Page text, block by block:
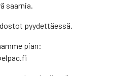
saarnia.
pyydettäessä.
pian: